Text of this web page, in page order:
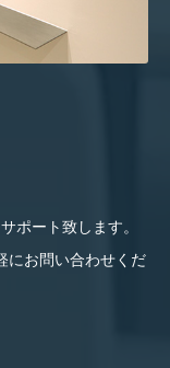
ポート致します。
にお問い合わせくだ